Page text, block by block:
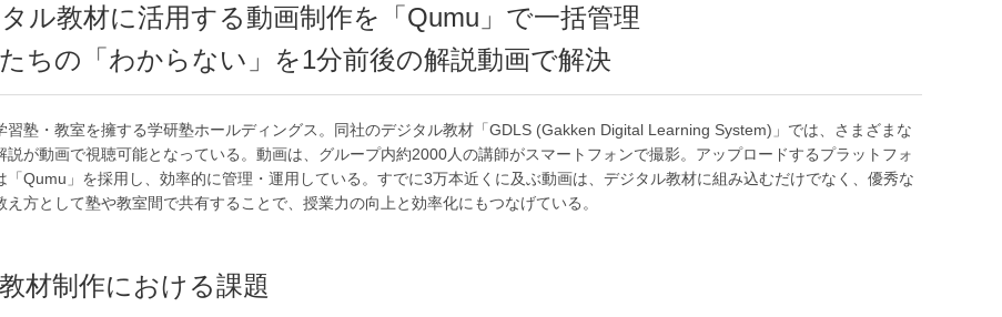
ル教材に活用する動画制作を「Qumu」で一括管理
ちの「わからない」を1分前後の解説動画で解決
習塾・教室を擁する学研塾ホールディングス。同社のデジタル教材「GDLS (Gakken Digital Learning System)」では、さまざまな
説が動画で視聴可能となっている。動画は、グループ内約2000人の講師がスマートフォンで撮影。アップロードするプラットフォ
「Qumu」を採用し、効率的に管理・運用している。すでに3万本近くに及ぶ動画は、デジタル教材に組み込むだけでなく、優秀な
え方として塾や教室間で共有することで、授業力の向上と効率化にもつなげている。
材制作における課題